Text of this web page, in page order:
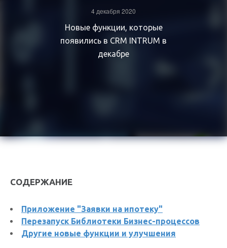
4 декабря 2020
Новые функции, которые
появились в CRM INTRUM в
декабре
СОДЕРЖАНИЕ
Приложение "Заявки на ипотеку"
Перезапуск Библиотеки Бизнес-процессов
Другие новые функции и улучшения